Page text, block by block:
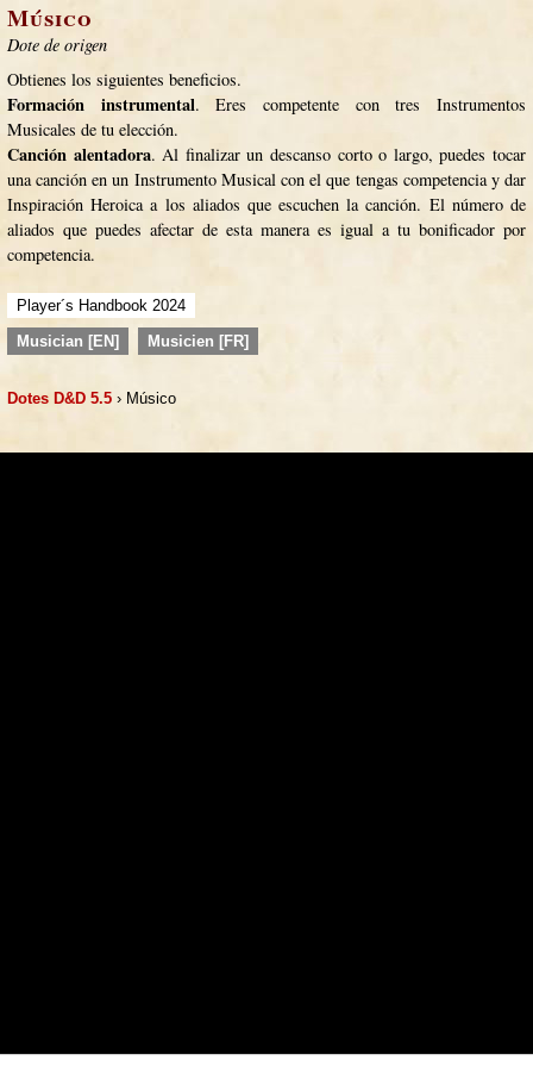
Músico
Dote de origen
Obtienes los siguientes beneficios.
Formación instrumental. Eres competente con tres Instrumentos
Musicales de tu elección.
Canción alentadora. Al finalizar un descanso corto o largo, puedes tocar
una canción en un Instrumento Musical con el que tengas competencia y dar
Inspiración Heroica a los aliados que escuchen la canción. El número de
aliados que puedes afectar de esta manera es igual a tu bonificador por
competencia.
Player´s Handbook 2024
Musician [EN]
Musicien [FR]
Dotes D&D 5.5 › Músico